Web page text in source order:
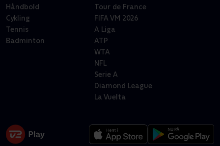
Håndbold
Cykling
Tennis
Badminton
Tour de France
FIFA VM 2026
A Liga
ATP
WTA
NFL
Serie A
Diamond League
La Vuelta